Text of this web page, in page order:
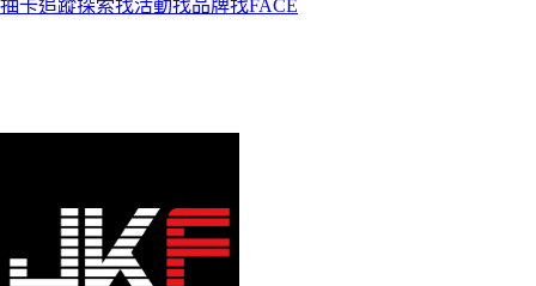
抽卡追蹤探索找活動找品牌找FACE